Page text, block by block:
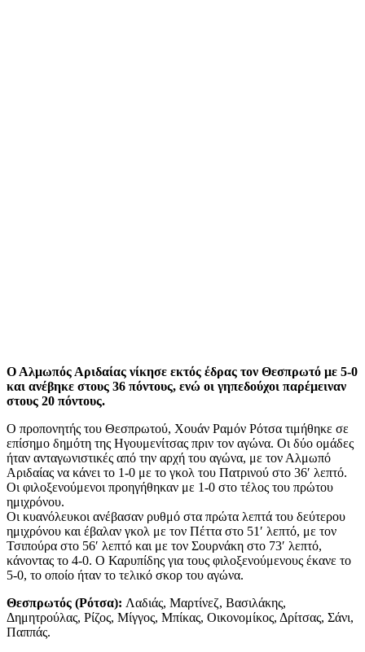
Ο Αλμωπός Αριδαίας νίκησε εκτός έδρας τον Θεσπρωτό με 5-0
και ανέβηκε στους 36 πόντους, ενώ οι γηπεδούχοι παρέμειναν
στους 20 πόντους.
Ο προπονητής του Θεσπρωτού, Χουάν Ραμόν Ρότσα τιμήθηκε σε
επίσημο δημότη της Ηγουμενίτσας πριν τον αγώνα. Οι δύο ομάδες
ήταν ανταγωνιστικές από την αρχή του αγώνα, με τον Αλμωπό
Αριδαίας να κάνει το 1-0 με το γκολ του Πατρινού στο 36′ λεπτό.
Οι φιλοξενούμενοι προηγήθηκαν με 1-0 στο τέλος του πρώτου
ημιχρόνου.
Οι κυανόλευκοι ανέβασαν ρυθμό στα πρώτα λεπτά του δεύτερου
ημιχρόνου και έβαλαν γκολ με τον Πέττα στο 51′ λεπτό, με τον
Τσιπούρα στο 56′ λεπτό και με τον Σουρνάκη στο 73′ λεπτό,
κάνοντας το 4-0. Ο Καρυπίδης για τους φιλοξενούμενους έκανε το
5-0, το οποίο ήταν το τελικό σκορ του αγώνα.
Θεσπρωτός (Ρότσα): Λαδιάς, Μαρτίνεζ, Βασιλάκης,
Δημητρούλας, Ρίζος, Μίγγος, Μπίκας, Οικονομίκος, Δρίτσας, Σάνι,
Παππάς.